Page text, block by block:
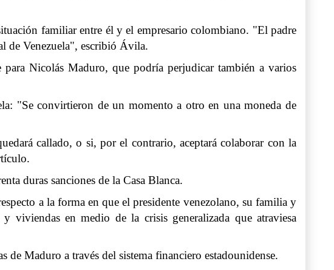
familiar entre él y el empresario colombiano. "El padre
de Venezuela", escribió Ávila.
Nicolás Maduro, que podría perjudicar también a varios
"Se convirtieron de un momento a otro en una moneda de
callado, o si, por el contrario, aceptará colaborar con la
duras sanciones de la Casa Blanca.
a la forma en que el presidente venezolano, su familia y
viviendas en medio de la crisis generalizada que atraviesa
de Maduro a través del sistema financiero estadounidense.